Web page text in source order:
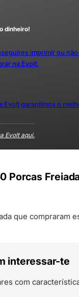
dinheiro!
imprimir ou
na Evolt.
Evolt garantimos o
Evolt aqui.
Porcas
que compraram
interessar-te
com